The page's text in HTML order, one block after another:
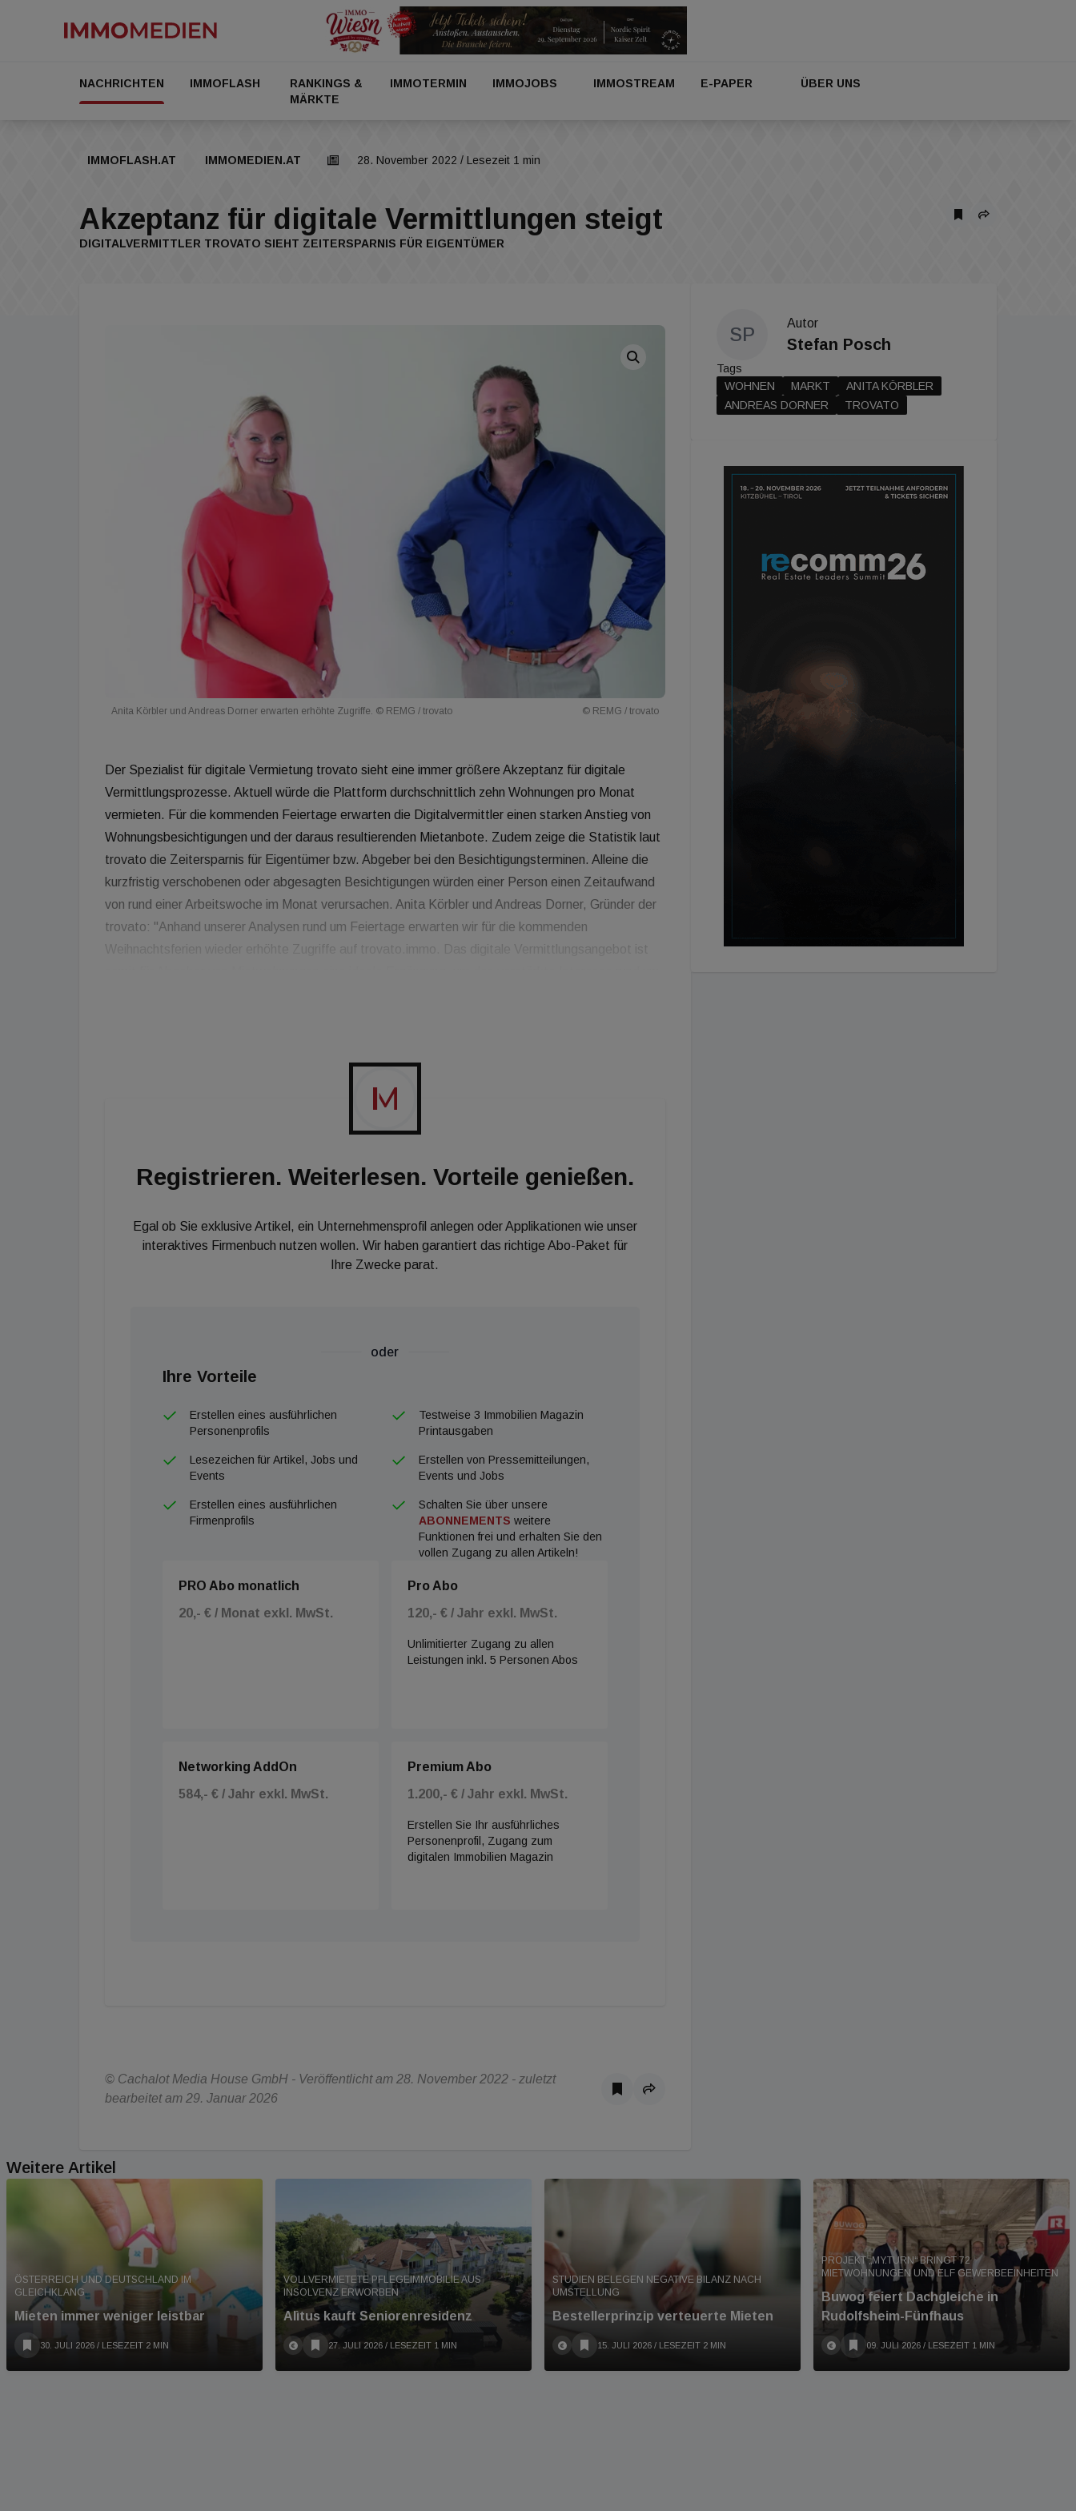
NACHRICHTEN IMMOFLASH
RANKINGS &
MÄRKTE
IMMOTERMIN IMMOJOBS IMMOSTREAM E-PAPER ÜBER UNS
IMMOFLASH.AT IMMOMEDIEN.AT 28. November 2022 / Lesezeit 1 min
Akzeptanz für digitale Vermittlungen steigt
DIGITALVERMITTLER TROVATO SIEHT ZEITERSPARNIS FÜR EIGENTÜMER
Anita Körbler und Andreas Dorner erwarten erhöhte Zugriffe. © REMG / trovato © REMG / trovato
Der Spezialist für digitale Vermietung trovato sieht eine immer größere Akzeptanz für digitale
Vermittlungsprozesse. Aktuell würde die Plattform durchschnittlich zehn Wohnungen pro Monat
vermieten. Für die kommenden Feiertage erwarten die Digitalvermittler einen starken Anstieg von
Wohnungsbesichtigungen und der daraus resultierenden Mietanbote. Zudem zeige die Statistik laut
trovato die Zeitersparnis für Eigentümer bzw. Abgeber bei den Besichtigungsterminen. Alleine die
kurzfristig verschobenen oder abgesagten Besichtigungen würden einer Person einen Zeitaufwand
von rund einer Arbeitswoche im Monat verursachen. Anita Körbler und Andreas Dorner, Gründer der
trovato: "Anhand unserer Analysen rund um Feiertage erwarten wir für die kommenden
Weihnachtsferien wieder erhöhte Zugriffe auf trovato.immo. Das digitale Vermittlungsangebot ist
Registrieren. Weiterlesen. Vorteile genießen.
Egal ob Sie exklusive Artikel, ein Unternehmensprofil anlegen oder Applikationen wie unser
interaktives Firmenbuch nutzen wollen. Wir haben garantiert das richtige Abo-Paket für
Ihre Zwecke parat.
oder
Ihre Vorteile
Erstellen eines ausführlichen
Personenprofils
Testweise 3 Immobilien Magazin
Printausgaben
Lesezeichen für Artikel, Jobs und
Events
Erstellen von Pressemitteilungen,
Events und Jobs
Erstellen eines ausführlichen
Firmenprofils
Schalten Sie über unsere
ABONNEMENTS weitere
Funktionen frei und erhalten Sie den
vollen Zugang zu allen Artikeln!
PRO Abo monatlich
20,- € / Monat exkl. MwSt.
Pro Abo
120,- € / Jahr exkl. MwSt.
Unlimitierter Zugang zu allen
Leistungen inkl. 5 Personen Abos
Networking AddOn
584,- € / Jahr exkl. MwSt.
Premium Abo
1.200,- € / Jahr exkl. MwSt.
Erstellen Sie Ihr ausführliches
Personenprofil, Zugang zum
digitalen Immobilien Magazin
© Cachalot Media House GmbH - Veröffentlicht am 28. November 2022 - zuletzt
bearbeitet am 29. Januar 2026
SP
Autor
Stefan Posch
Tags
WOHNEN
MARKT
ANITA KÖRBLER
ANDREAS DORNER
TROVATO
Weitere Artikel
ÖSTERREICH UND DEUTSCHLAND IM
GLEICHKLANG
Mieten immer weniger leistbar
30. JULI 2026 / LESEZEIT 2 MIN
VOLLVERMIETETE PFLEGEIMMOBILIE AUS
INSOLVENZ ERWORBEN
Alìtus kauft Seniorenresidenz
27. JULI 2026 / LESEZEIT 1 MIN
STUDIEN BELEGEN NEGATIVE BILANZ NACH
UMSTELLUNG
Bestellerprinzip verteuerte Mieten
15. JULI 2026 / LESEZEIT 2 MIN
PROJEKT „MY.TURN“ BRINGT 72
MIETWOHNUNGEN UND ELF GEWERBEEINHEITEN
Buwog feiert Dachgleiche in
Rudolfsheim-Fünfhaus
09. JULI 2026 / LESEZEIT 1 MIN